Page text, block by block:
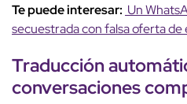
Te puede interesar: Un
secuestrada con falsa oferta
Traducción
conversaciones